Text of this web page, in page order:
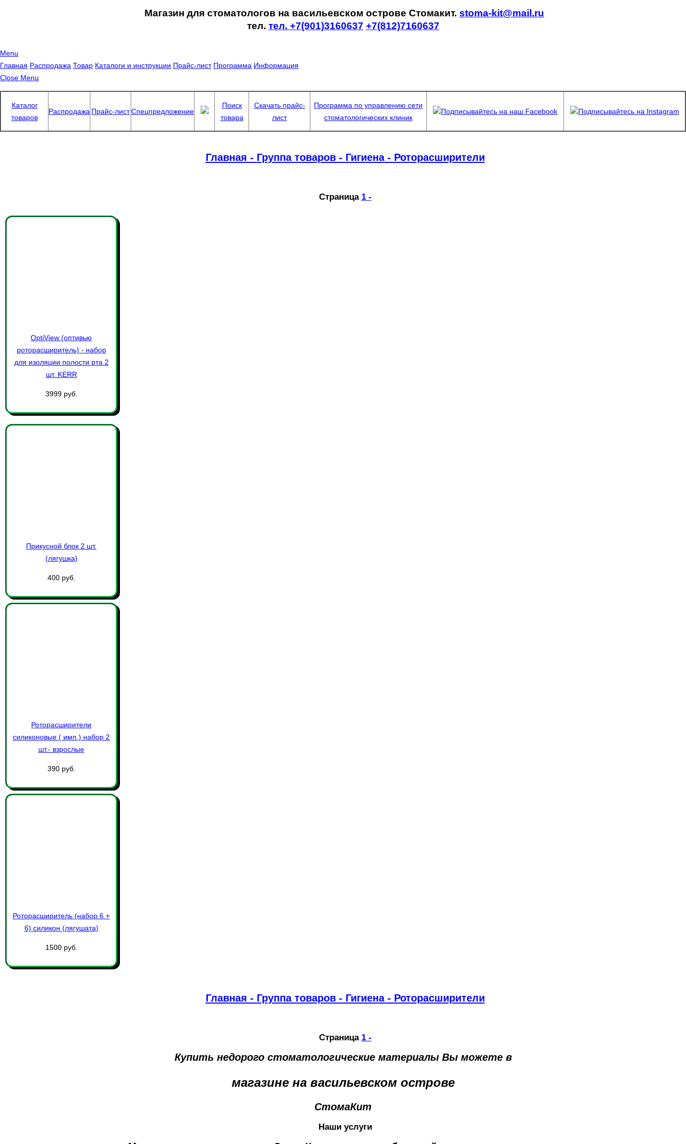
Магазин для стоматологов на васильевском острове Стомакит. stoma-kit@mail.ru
тел. тел. +7(901)3160637 +7(812)7160637
Menu
Главная Распродажа Товар Каталоги и инструкции Прайс-лист Программа Информация
Close Menu
Каталог
товаров
Распродажа Прайс-листСпецпредложение
Поиск
товара
Скачать прайс-
лист
Программа по управлению сети
стоматологических клиник
Подписывайтесь на наш Facebook Подписывайтесь на Instagram
Главная - Группа товаров - Гигиена- Роторасширители
Страница 1 -
OptiView (оптивью
роторасширитель) - набор
для изоляции полости рта 2
шт. KERR
3999 руб.
Прикусной блок 2 шт.
(лягушка)
400 руб.
Роторасширители
силиконовые ( имп.) набор 2
шт.- взрослые
390 руб.
Роторасширитель (набор 6 +
6) силикон (лягушата)
1500 руб.
Главная - Группа товаров - Гигиена- Роторасширители
Страница 1 -
Купить недорого стоматологические материалы Вы можете в
магазине на васильевском острове
СтомаКит
Наши услуги